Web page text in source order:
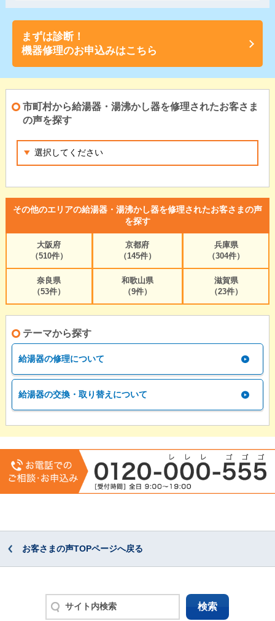
まずは診断！
機器修理のお申込みはこちら
市町村から給湯器・湯沸かし器を修理されたお客さま
の声を探す
その他のエリアの給湯器・湯沸かし器を修理されたお客さまの声
を探す
大阪府
（510件）
京都府
（145件）
兵庫県
（304件）
奈良県
（53件）
和歌山県
（9件）
滋賀県
（23件）
テーマから探す
給湯器の修理について
給湯器の交換・取り替えについて
お客さまの声TOPページへ戻る